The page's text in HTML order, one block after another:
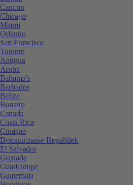
Cancun
Chicago
Miami
Orlando
San Francisco
Toronto
Antigua
Aruba
Bahama's
Barbados
Belize
Bonaire
Canada
Costa Rica
Curaçao
Dominicaanse Republiek
El Salvador
Grenada
Guadeloupe
Guatemala